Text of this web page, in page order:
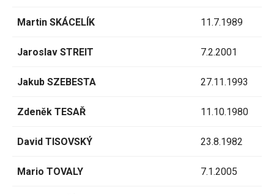
Martin SKÁCELÍK 11.7.1989
Jaroslav STREIT 7.2.2001
Jakub SZEBESTA 27.11.1993
Zdeněk TESAŘ 11.10.1980
David TISOVSKÝ 23.8.1982
Mario TOVALY 7.1.2005